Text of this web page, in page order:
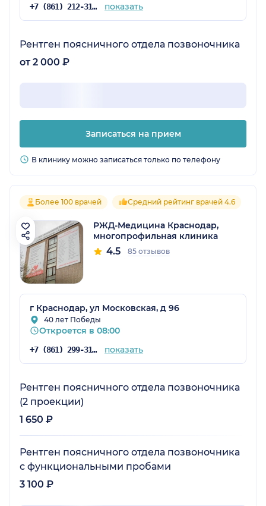
+7 (861) 212-31-78 показать
Рентген поясничного отдела позвоночника
от 2 000 ₽
Записаться на прием
В клинику можно записаться только по телефону
Более 100 врачей Средний рейтинг врачей 4.6
РЖД-Медицина Краснодар,
многопрофильная клиника
4.5 85 отзывов
г Краснодар, ул Московская, д 96
40 лет Победы
Откроется в 08:00
+7 (861) 299-31-75 показать
Рентген поясничного отдела позвоночника
(2 проекции)
1 650 ₽
Рентген поясничного отдела позвоночника
с функциональными пробами
3 100 ₽